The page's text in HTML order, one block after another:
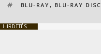
CÍMKÉK
BLU-RAY , BLU-RAY DISC
HIRDETÉS